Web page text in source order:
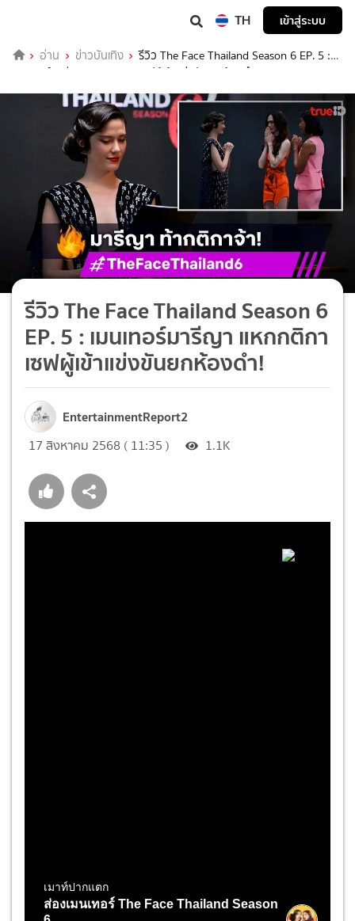
TH เข้าสู่ระบบ
อ่าน ข่าวบันเทิง
รีวิว The Face Thailand Season 6 EP. 5 :
เมนเทอร์มารีญา แหกกติกา เซฟผู้เข้าแข่งขันยกห้องดำ!
รีวิว The Face Thailand Season 6
EP. 5 : เมนเทอร์มารีญา แหกกติกา
เซฟผู้เข้าแข่งขันยกห้องดำ!
EntertainmentReport2
17 สิงหาคม 2568 ( 11:35 ) 1.1K